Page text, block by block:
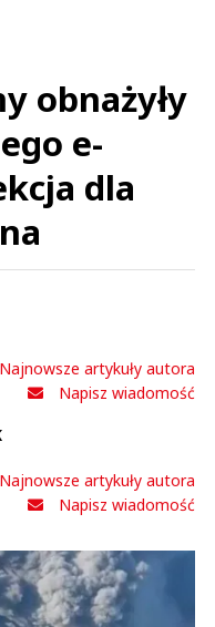
obnażyły
e-
dla
Najnowsze artykuły autora
Napisz wiadomość
Najnowsze artykuły autora
Napisz wiadomość